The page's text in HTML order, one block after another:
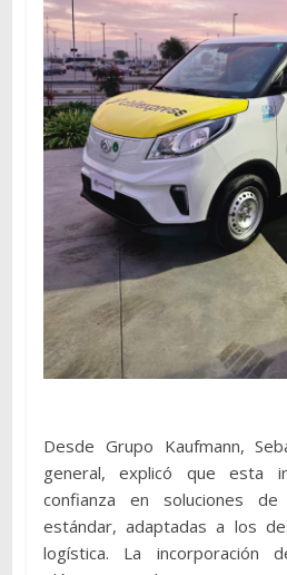
Desde Grupo Kaufmann,
general, explicó que esta
confianza en soluciones
estándar, adaptadas a los
logística. La incorporación